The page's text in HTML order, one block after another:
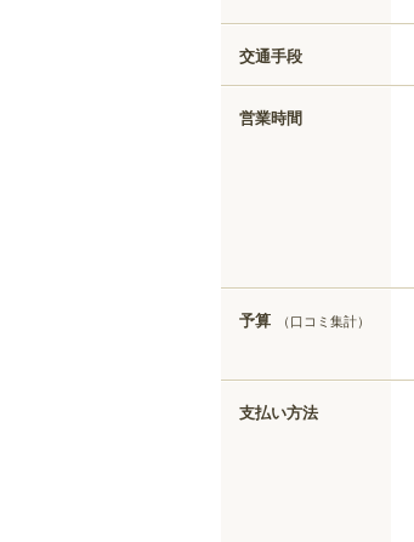
交通手段
営業時間
予算 （口コミ集計）
支払い方法